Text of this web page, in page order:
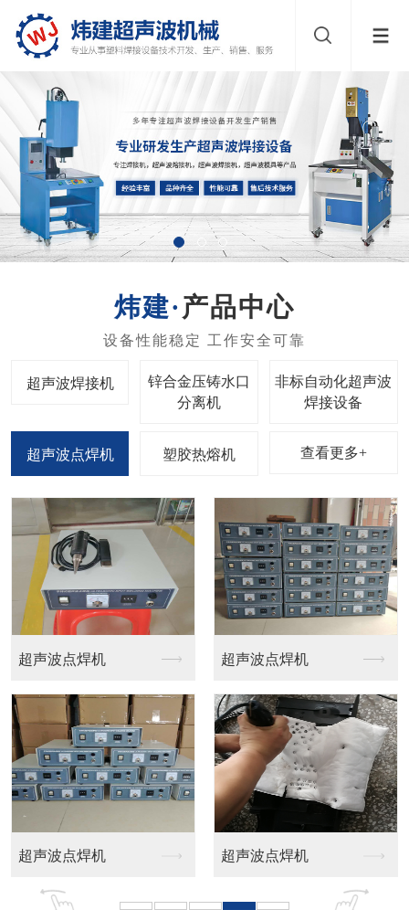
产品中心
超声波焊接机
锌合金压铸水口
分离机
非标自动化超声波
焊接设备
超声波点焊机 塑胶热熔机 查看更多+
桌上四柱型热熔机 多功能热熔机
多功能热熔机 镜头铆接机